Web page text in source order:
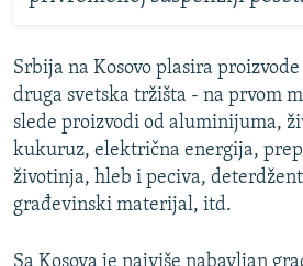
Srbija na Kosovo plasira
druga svetska tržišta - na prvom
slede proizvodi od aluminijuma,
kukuruz, električna energija,
životinja, hleb i peciva,
građevinski materijal, itd.